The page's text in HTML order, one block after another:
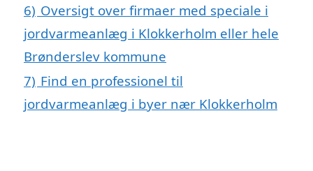
6) Oversigt over firmaer med speciale i
jordvarmeanlæg i Klokkerholm eller hele
Brønderslev kommune
7) Find en professionel til
jordvarmeanlæg i byer nær Klokkerholm